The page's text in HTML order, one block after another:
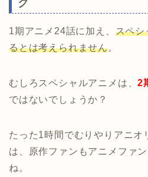
1期アニメ24話に加え、 スペシ
るとは考えられません。
むしろスペシャルアニメは、2
ではないでしょうか？
たった1時間でむりやりアニオ
は、原作ファンもアニメファ
ね。